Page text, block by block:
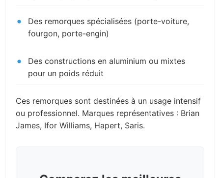
Des remorques spécialisées (porte-voiture,
fourgon, porte-engin)
Des constructions en aluminium ou mixtes
pour un poids réduit
Ces remorques sont destinées à un usage intensif
ou professionnel. Marques représentatives : Brian
James, Ifor Williams, Hapert, Saris.